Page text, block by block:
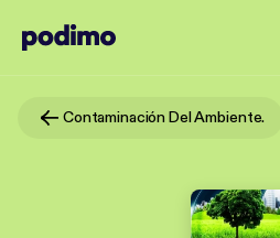
Contaminación Del Ambiente.